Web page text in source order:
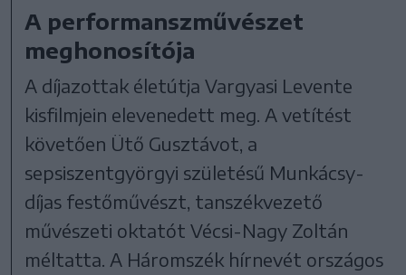
A performanszművészet
meghonosítója
A díjazottak életútja Vargyasi Levente
kisfilmjein elevenedett meg. A vetítést
követően Ütő Gusztávot, a
sepsiszentgyörgyi születésű Munkácsy-
díjas festőművészt, tanszékvezető
művészeti oktatót Vécsi-Nagy Zoltán
méltatta. A Háromszék hírnevét országos